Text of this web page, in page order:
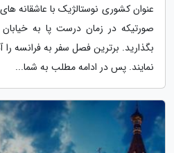
عنوان کشوری نوستالژیک با عاشقانه
صورتیکه در زمان درست پا به
بگذارید. برترین فصل سفر به فرانسه
نمایند. پس در ادامه مطلب به شما...